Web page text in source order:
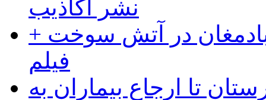
نشر اکاذیب
در آتش سوخت +
فیلم
تا ارجاع بیماران به